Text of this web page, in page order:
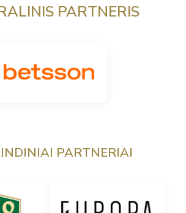
PARTNERIS
PARTNERIAI